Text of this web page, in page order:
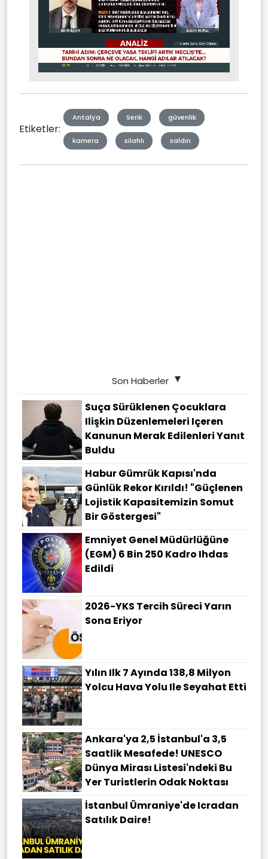
Mute Stream
Etiketler:
Antalya Serik güvenlik
kamera silahlı saldırı
Son Haberler
Suça Sürüklenen Çocuklara
Ilişkin Düzenlemeleri Içeren
Kanunun Merak Edilenleri Yanıt
Buldu
Habur Gümrük Kapısı'nda
Günlük Rekor Kırıldı! "Güçlenen
Lojistik Kapasitemizin Somut
Bir Göstergesi"
Emniyet Genel Müdürlüğüne
(EGM) 6 Bin 250 Kadro Ihdas
Edildi
2026-YKS Tercih Süreci Yarın
Sona Eriyor
Yılın Ilk 7 Ayında 138,8 Milyon
Yolcu Hava Yolu Ile Seyahat Etti
Ankara'ya 2,5 İstanbul'a 3,5
Saatlik Mesafede! UNESCO
Dünya Mirası Listesi'ndeki Bu
Yer Turistlerin Odak Noktası
İstanbul Ümraniye'de Icradan
Satılık Daire!